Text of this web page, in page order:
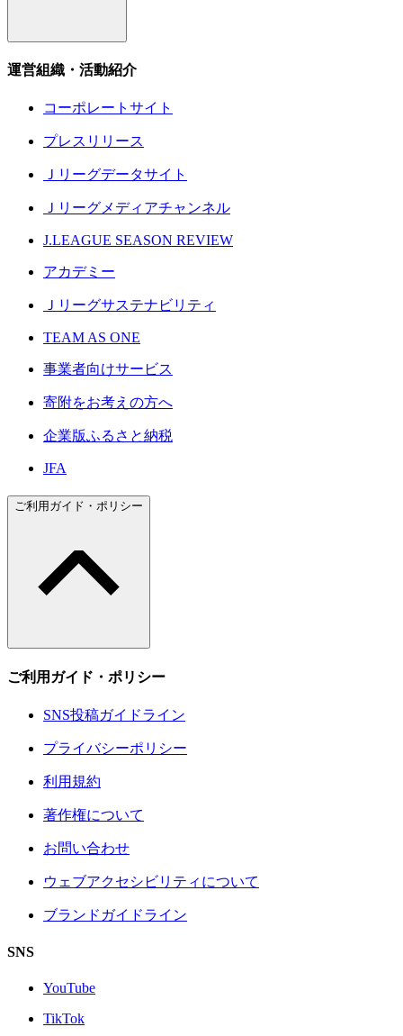
運営組織・活動紹介
コーポレートサイト
プレスリリース
Ｊリーグデータサイト
Ｊリーグメディアチャンネル
J.LEAGUE SEASON REVIEW
アカデミー
Ｊリーグサステナビリティ
TEAM AS ONE
事業者向けサービス
寄附をお考えの方へ
企業版ふるさと納税
JFA
ご利用ガイド・ポリシー
ご利用ガイド・ポリシー
SNS投稿ガイドライン
プライバシーポリシー
利用規約
著作権について
お問い合わせ
ウェブアクセシビリティについて
ブランドガイドライン
SNS
YouTube
TikTok